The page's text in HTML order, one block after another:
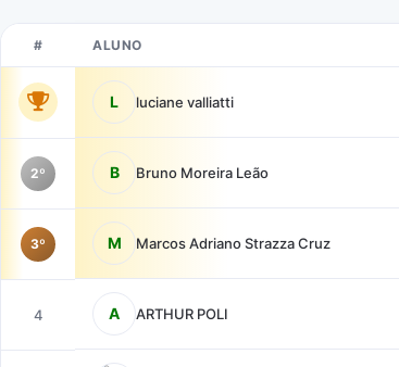
# ALUNO
L luciane valliatti
2º B Bruno Moreira Leão
3º M Marcos Adriano Strazza Cruz
4 A ARTHUR POLI